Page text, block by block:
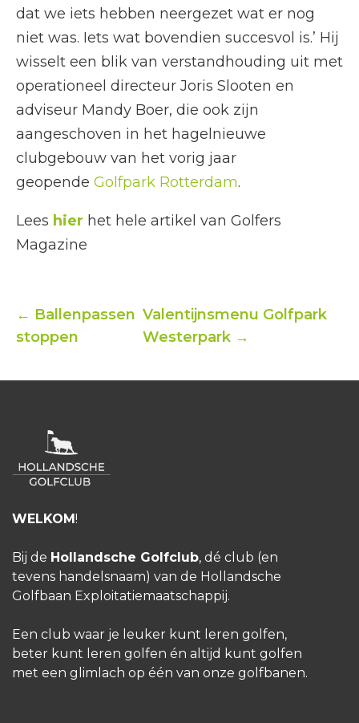
dat we iets hebben neergezet wat er nog
niet was. Iets wat bovendien succesvol is.’ Hij
wisselt een blik van verstandhouding uit met
operationeel directeur Joris Slooten en
adviseur Mandy Boer, die ook zijn
aangeschoven in het hagelnieuwe
clubgebouw van het vorig jaar
geopende Golfpark Rotterdam.
Lees hier het hele artikel van Golfers
Magazine
← Ballenpassen
stoppen
Valentijnsmenu Golfpark
Westerpark →
WELKOM!
Bij de Hollandsche Golfclub, dé club (en
tevens handelsnaam) van de Hollandsche
Golfbaan Exploitatiemaatschappij.
Een club waar je leuker kunt leren golfen,
beter kunt leren golfen én altijd kunt golfen
met een glimlach op één van onze golfbanen.